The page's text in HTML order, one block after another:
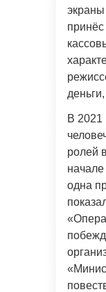
экраны
В 2021
ролей
одна